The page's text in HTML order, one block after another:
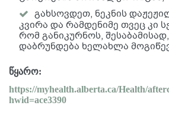
გახსოვდეთ, ნეკნის
კვირა და რამდენიმე თვეც კი
რომ განიკურნოს,
დაბრუნდება ხელახლა
წყარო:
https://myhealth.alberta.ca/Health/
hwid=ace3390